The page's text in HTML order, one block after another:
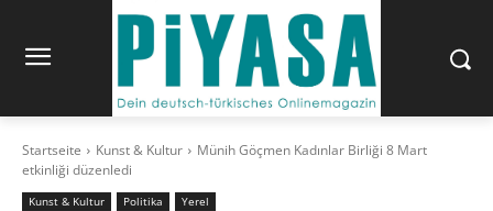
Startseite Kunst & Kultur
Münih Göçmen Kadınlar Birliği 8 Mart
etkinliği düzenledi
Kunst & Kultur Politika Yerel